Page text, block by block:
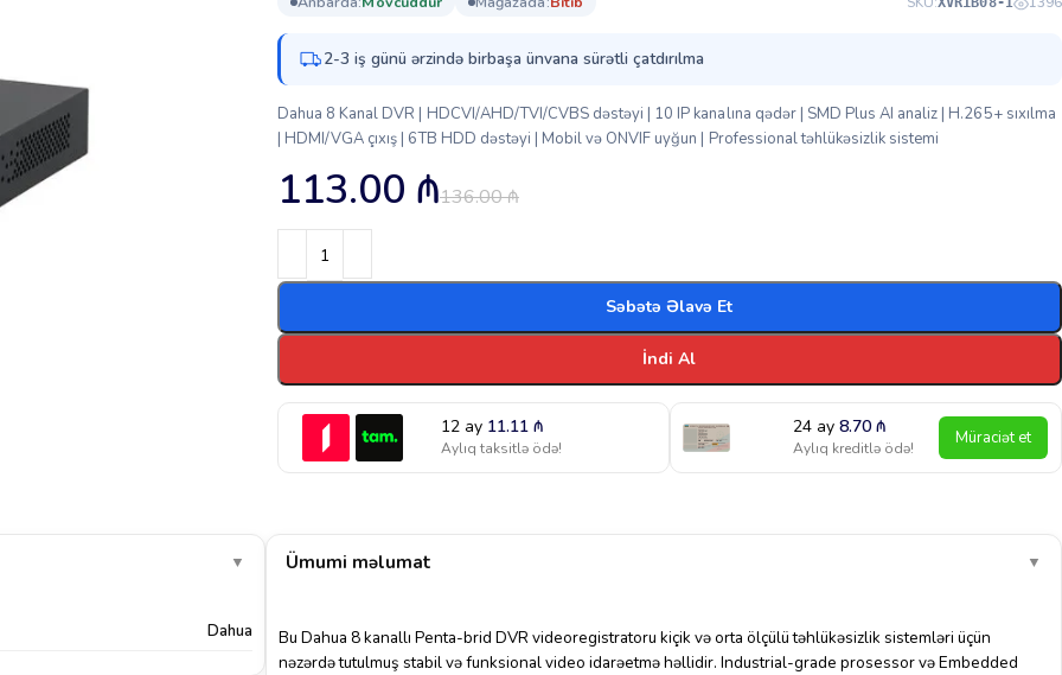
2-3 iş günü ərzində birbaşa ünvana sürətli çatdırılma
Dahua 8 Kanal DVR | HDCVI/AHD/TVI/CVBS dəstəyi | 10 IP kanalına qədər | SMD Plus AI analiz | H.265+ sıxılma
| HDMI/VGA çıxış | 6TB HDD dəstəyi | Mobil və ONVIF uyğun | Professional təhlükəsizlik sistemi
136.00₼
113.00 ₼
Səbətə Əlavə Et
İndi Al
12 ay 11.11₼
Aylıq taksitlə ödə!
24 ay8.70₼
Aylıq kreditlə ödə! Müraciət et
▼
Dahua
Ümumi məlumat ▼
Bu Dahua 8 kanallı Penta-brid DVR videoregistratoru kiçik və orta ölçülü təhlükəsizlik sistemləri üçün
nəzərdə tutulmuş stabil və funksional video idarəetmə həllidir. Industrial-grade prosessor və Embedded